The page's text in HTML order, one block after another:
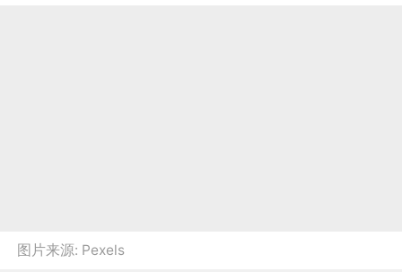
图片来源: Pexels